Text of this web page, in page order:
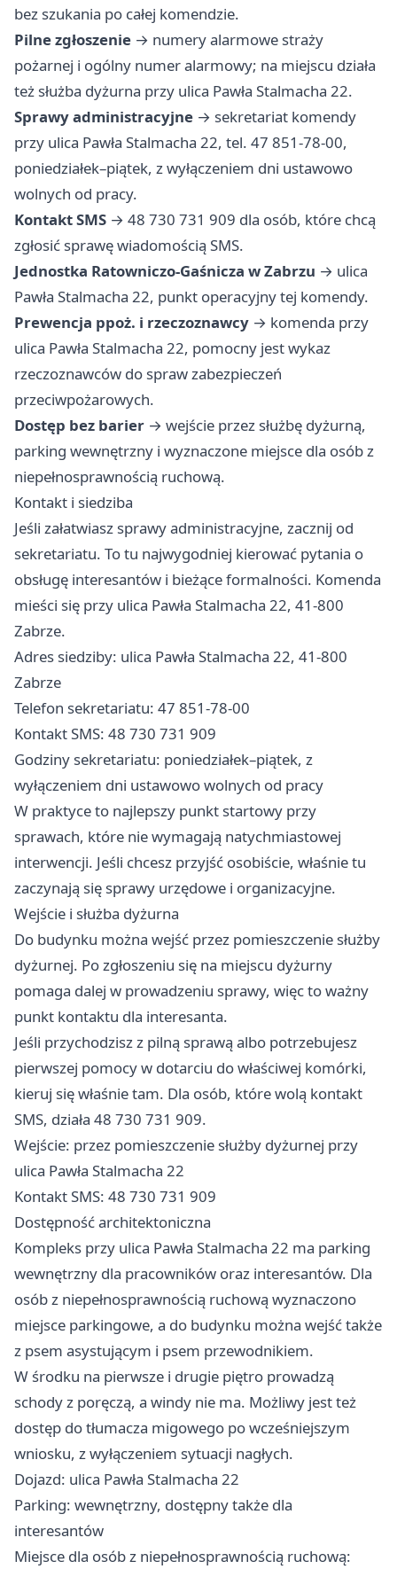
bez szukania po całej komendzie.
Pilne zgłoszenie → numery alarmowe straży
pożarnej i ogólny numer alarmowy; na miejscu działa
też służba dyżurna przy ulica Pawła Stalmacha 22.
Sprawy administracyjne → sekretariat komendy
przy ulica Pawła Stalmacha 22, tel. 47 851-78-00,
poniedziałek–piątek, z wyłączeniem dni ustawowo
wolnych od pracy.
Kontakt SMS → 48 730 731 909 dla osób, które chcą
zgłosić sprawę wiadomością SMS.
Jednostka Ratowniczo-Gaśnicza w Zabrzu → ulica
Pawła Stalmacha 22, punkt operacyjny tej komendy.
Prewencja ppoż. i rzeczoznawcy → komenda przy
ulica Pawła Stalmacha 22, pomocny jest wykaz
rzeczoznawców do spraw zabezpieczeń
przeciwpożarowych.
Dostęp bez barier → wejście przez służbę dyżurną,
parking wewnętrzny i wyznaczone miejsce dla osób z
niepełnosprawnością ruchową.
Kontakt i siedziba
Jeśli załatwiasz sprawy administracyjne, zacznij od
sekretariatu. To tu najwygodniej kierować pytania o
obsługę interesantów i bieżące formalności. Komenda
mieści się przy ulica Pawła Stalmacha 22, 41-800
Zabrze.
Adres siedziby: ulica Pawła Stalmacha 22, 41-800
Zabrze
Telefon sekretariatu: 47 851-78-00
Kontakt SMS: 48 730 731 909
Godziny sekretariatu: poniedziałek–piątek, z
wyłączeniem dni ustawowo wolnych od pracy
W praktyce to najlepszy punkt startowy przy
sprawach, które nie wymagają natychmiastowej
interwencji. Jeśli chcesz przyjść osobiście, właśnie tu
zaczynają się sprawy urzędowe i organizacyjne.
Wejście i służba dyżurna
Do budynku można wejść przez pomieszczenie służby
dyżurnej. Po zgłoszeniu się na miejscu dyżurny
pomaga dalej w prowadzeniu sprawy, więc to ważny
punkt kontaktu dla interesanta.
Jeśli przychodzisz z pilną sprawą albo potrzebujesz
pierwszej pomocy w dotarciu do właściwej komórki,
kieruj się właśnie tam. Dla osób, które wolą kontakt
SMS, działa 48 730 731 909.
Wejście: przez pomieszczenie służby dyżurnej przy
ulica Pawła Stalmacha 22
Kontakt SMS: 48 730 731 909
Dostępność architektoniczna
Kompleks przy ulica Pawła Stalmacha 22 ma parking
wewnętrzny dla pracowników oraz interesantów. Dla
osób z niepełnosprawnością ruchową wyznaczono
miejsce parkingowe, a do budynku można wejść także
z psem asystującym i psem przewodnikiem.
W środku na pierwsze i drugie piętro prowadzą
schody z poręczą, a windy nie ma. Możliwy jest też
dostęp do tłumacza migowego po wcześniejszym
wniosku, z wyłączeniem sytuacji nagłych.
Dojazd: ulica Pawła Stalmacha 22
Parking: wewnętrzny, dostępny także dla
interesantów
Miejsce dla osób z niepełnosprawnością ruchową: